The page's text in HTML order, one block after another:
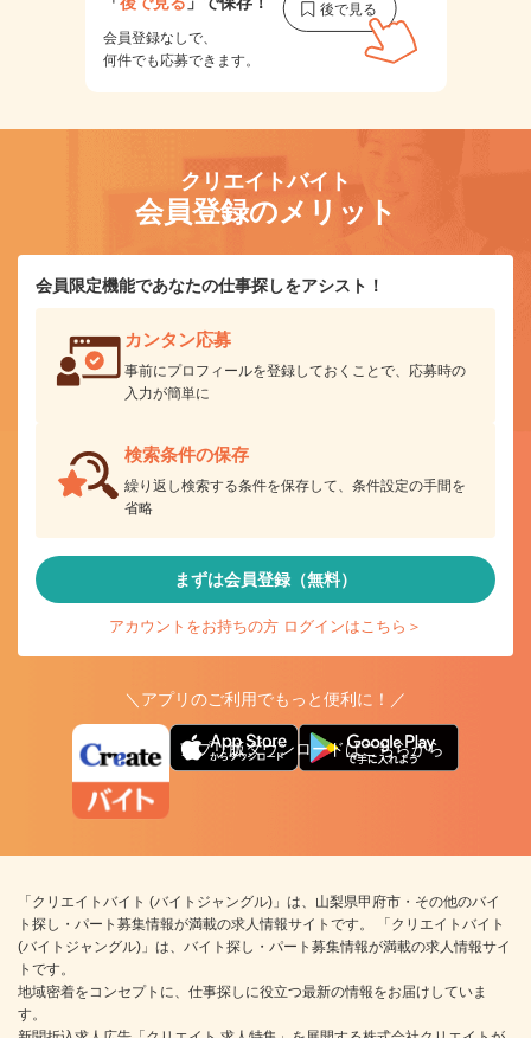
会員登録なしで、
何件でも応募できます。
クリエイトバイト
会員登録のメリット
会員限定機能であなたの仕事探しをアシスト！
カンタン応募
事前にプロフィールを登録しておくことで、応募時の
入力が簡単に
検索条件の保存
繰り返し検索する条件を保存して、条件設定の手間を
省略
まずは会員登録（無料）
アカウントをお持ちの方 ログインはこちら＞
＼アプリのご利用でもっと便利に！／
アプリ版ダウンロードはこちらから
「クリエイトバイト (バイトジャングル)」は、山梨県甲府市・その他のバイ
ト探し・パート募集情報が満載の求人情報サイトです。 「クリエイトバイト
(バイトジャングル)」は、バイト探し・パート募集情報が満載の求人情報サイ
トです。
地域密着をコンセプトに、仕事探しに役立つ最新の情報をお届けしていま
す。